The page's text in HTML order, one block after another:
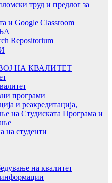
труд и предлог за
и Google Classroom
Repositorium
НА КВАЛИТЕТ
програми
и реакредитација,
на Студиската Програма и
на студенти
на квалитет
информации